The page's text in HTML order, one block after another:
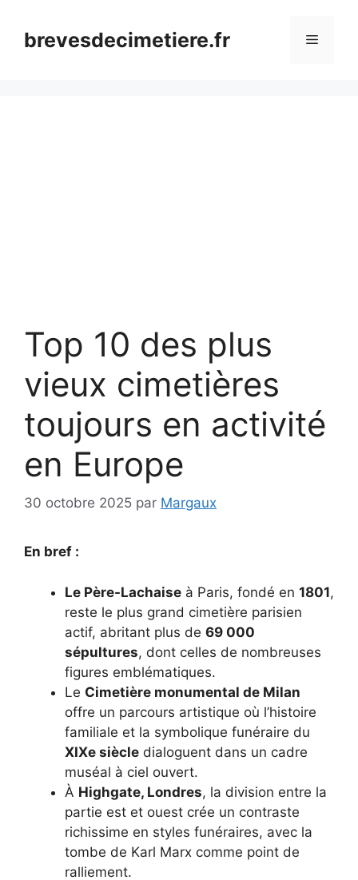
contenubrevesdecimetiere.fr Menu
Top 10 des plus
vieux cimetières
toujours en activité
en Europe
30 octobre 2025 par Margaux
En bref :
Le Père-Lachaise à Paris, fondé en 1801,
reste le plus grand cimetière parisien
actif, abritant plus de 69 000
sépultures, dont celles de nombreuses
figures emblématiques.
Le Cimetière monumental de Milan
offre un parcours artistique où l’histoire
familiale et la symbolique funéraire du
XIXe siècle dialoguent dans un cadre
muséal à ciel ouvert.
À Highgate, Londres, la division entre la
partie est et ouest crée un contraste
richissime en styles funéraires, avec la
tombe de Karl Marx comme point de
ralliement.